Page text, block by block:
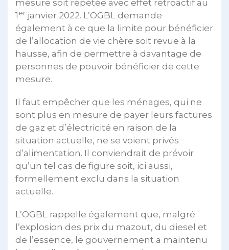
mesure soit répétée avec effet rétroactif au
1 er janvier 2022. L’OGBL demande
également à ce que la limite pour bénéficier
de l’allocation de vie chère soit revue à la
hausse, afin de permettre à davantage de
personnes de pouvoir bénéficier de cette
mesure.
Il faut empêcher que les ménages, qui ne
sont plus en mesure de payer leurs factures
de gaz et d’électricité en raison de la
situation actuelle, ne se voient privés
d’alimentation. Il conviendrait de prévoir
qu’un tel cas de figure soit, ici aussi,
formellement exclu dans la situation
actuelle.
L’OGBL rappelle également que, malgré
l’explosion des prix du mazout, du diesel et
de l’essence, le gouvernement a maintenu